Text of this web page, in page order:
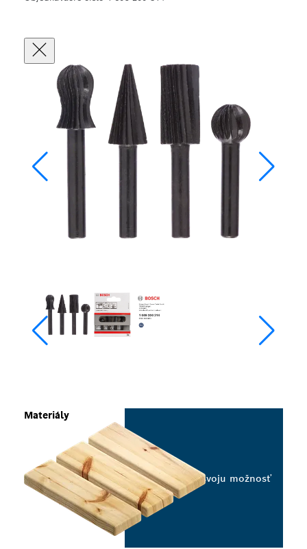
Materiály
Vyberte svoju možnosť